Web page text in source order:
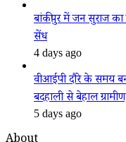
बांकीपुर में जन सुराज
सेंध
4 days ago
वीआईपी दौरे के समय
बदहाली से बेहाल
5 days ago